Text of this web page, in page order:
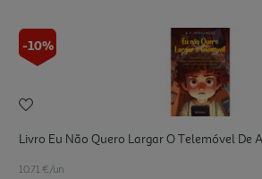
-10%
Livro Eu Não Quero Largar O Telemóvel De
10.71 €/un